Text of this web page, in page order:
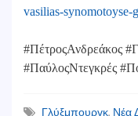
vasilias-
#ΠέτροςΑνδρεάκος
#ΠαύλοςΝτεγκρές
Γλύξμπουργκ, Νέα